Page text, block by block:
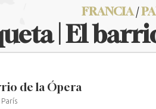
FRANCIA/
| El
de la Ópera
París